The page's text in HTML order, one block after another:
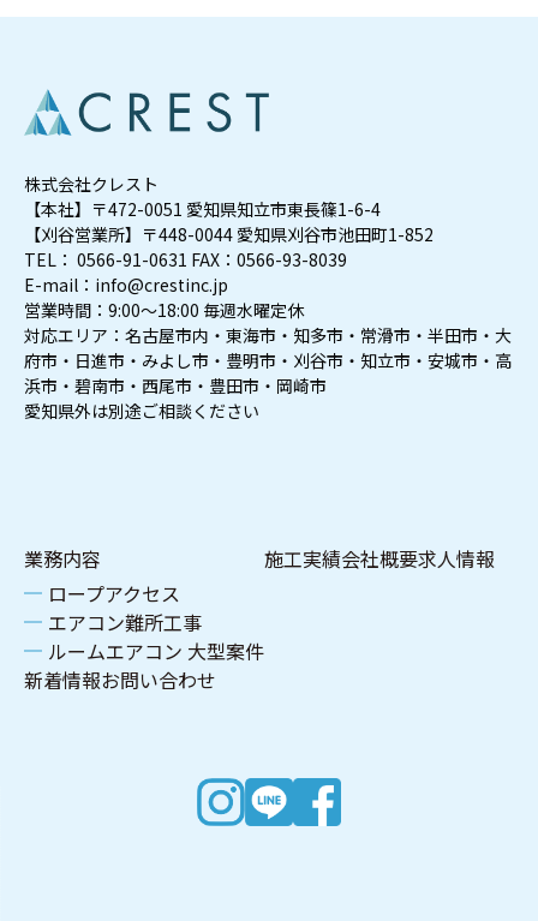
業務内容
ロープアクセス
エアコン難所工事
ルームエアコン 大型案件
施工実績会社概要求人情報
新着情報お問い合わせ
株式会社クレスト
【本社】〒472-0051 愛知県知立市東長篠1-6-4
【刈谷営業所】〒448-0044 愛知県刈谷市池田町1-852
TEL： 0566-91-0631 FAX：0566-93-8039
E-mail：info@crestinc.jp
営業時間：9:00～18:00 毎週水曜定休
対応エリア：名古屋市内・東海市・知多市・常滑市・半田市・大
府市・日進市・みよし市・豊明市・刈谷市・知立市・安城市・高
浜市・碧南市・西尾市・豊田市・岡崎市
愛知県外は別途ご相談ください